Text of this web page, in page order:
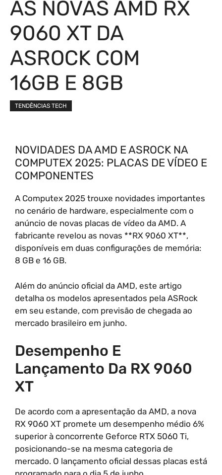
AS NOVAS AMD RX
9060 XT DA
ASROCK COM
16GB E 8GB
TENDÊNCIAS TECH
NOVIDADES DA AMD E ASROCK NA
COMPUTEX 2025: PLACAS DE VÍDEO E
COMPONENTES
A Computex 2025 trouxe novidades importantes
no cenário de hardware, especialmente com o
anúncio de novas placas de vídeo da AMD. A
fabricante revelou as novas **RX 9060 XT**,
disponíveis em duas configurações de memória:
8 GB e 16 GB.
Além do anúncio oficial da AMD, este artigo
detalha os modelos apresentados pela ASRock
em seu estande, com previsão de chegada ao
mercado brasileiro em junho.
Desempenho E
Lançamento Da RX 9060
XT
De acordo com a apresentação da AMD, a nova
RX 9060 XT promete um desempenho médio 6%
superior à concorrente Geforce RTX 5060 Ti,
posicionando-se na mesma categoria de
mercado. O lançamento oficial dessas placas está